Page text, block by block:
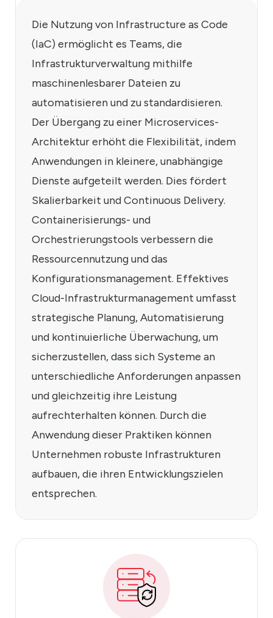
Die Nutzung von Infrastructure as Code
(IaC) ermöglicht es Teams, die
Infrastrukturverwaltung mithilfe
maschinenlesbarer Dateien zu
automatisieren und zu standardisieren.
Der Übergang zu einer Microservices-
Architektur erhöht die Flexibilität, indem
Anwendungen in kleinere, unabhängige
Dienste aufgeteilt werden. Dies fördert
Skalierbarkeit und Continuous Delivery.
Containerisierungs- und
Orchestrierungstools verbessern die
Ressourcennutzung und das
Konfigurationsmanagement. Effektives
Cloud-Infrastrukturmanagement umfasst
strategische Planung, Automatisierung
und kontinuierliche Überwachung, um
sicherzustellen, dass sich Systeme an
unterschiedliche Anforderungen anpassen
und gleichzeitig ihre Leistung
aufrechterhalten können. Durch die
Anwendung dieser Praktiken können
Unternehmen robuste Infrastrukturen
aufbauen, die ihren Entwicklungszielen
entsprechen.